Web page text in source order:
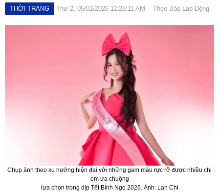
THỜI TRANG Thứ 2, 05/01/2026 11:28:11 AM Theo Báo Lao Động
Chụp ảnh theo xu hướng hiện đại với những gam màu rực rỡ được nhiều chị
em ưa chuộng
lựa chọn trong dịp Tết Bính Ngọ 2026. Ảnh: Lan Chi